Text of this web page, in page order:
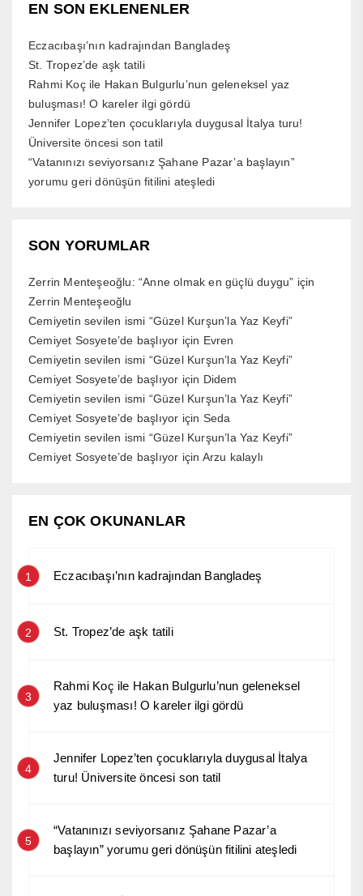
EN SON EKLENENLER
Eczacıbaşı’nın kadrajından Bangladeş
St. Tropez’de aşk tatili
Rahmi Koç ile Hakan Bulgurlu’nun geleneksel yaz
buluşması! O kareler ilgi gördü
Jennifer Lopez’ten çocuklarıyla duygusal İtalya turu!
Üniversite öncesi son tatil
“Vatanınızı seviyorsanız Şahane Pazar’a başlayın”
yorumu geri dönüşün fitilini ateşledi
SON YORUMLAR
Zerrin Menteşeoğlu: “Anne olmak en güçlü duygu” için
Zerrin Menteşeoğlu
Cemiyetin sevilen ismi “Güzel Kurşun’la Yaz Keyfi”
Cemiyet Sosyete’de başlıyor için Evren
Cemiyetin sevilen ismi “Güzel Kurşun’la Yaz Keyfi”
Cemiyet Sosyete’de başlıyor için Didem
Cemiyetin sevilen ismi “Güzel Kurşun’la Yaz Keyfi”
Cemiyet Sosyete’de başlıyor için Seda
Cemiyetin sevilen ismi “Güzel Kurşun’la Yaz Keyfi”
Cemiyet Sosyete’de başlıyor için Arzu kalaylı
EN ÇOK OKUNANLAR
1 Eczacıbaşı’nın kadrajından Bangladeş
2 St. Tropez’de aşk tatili
3
Rahmi Koç ile Hakan Bulgurlu’nun geleneksel
yaz buluşması! O kareler ilgi gördü
4
Jennifer Lopez’ten çocuklarıyla duygusal İtalya
turu! Üniversite öncesi son tatil
5
“Vatanınızı seviyorsanız Şahane Pazar’a
başlayın” yorumu geri dönüşün fitilini ateşledi